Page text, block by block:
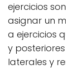
ejercicios
asignar un
a ejercicios
y
laterales y